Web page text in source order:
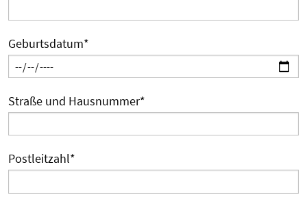
Geburtsdatum*
Straße und Hausnummer*
Postleitzahl*